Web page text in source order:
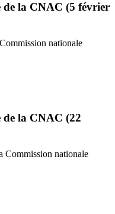
de la CNAC (5 février
nationale
de la CNAC (22
Commission nationale